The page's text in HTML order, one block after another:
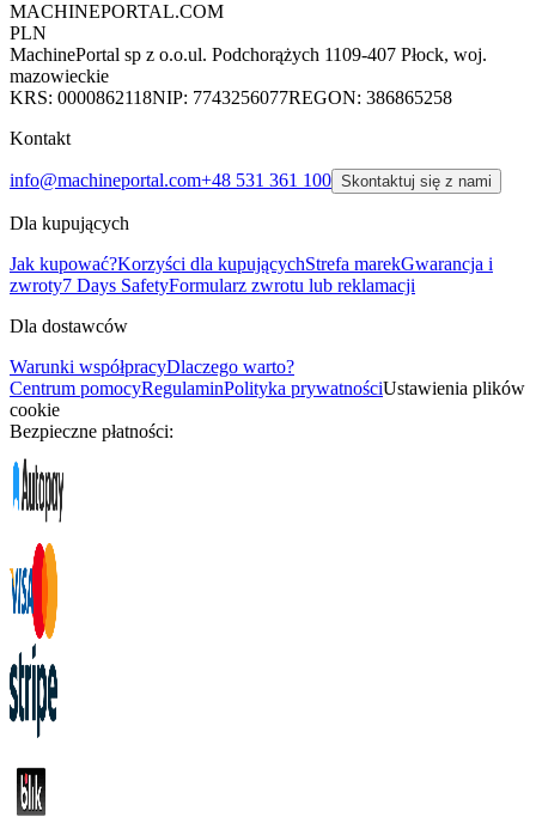
MACHINEPORTAL.COM
PLN
MachinePortal sp z o.o.ul. Podchorążych 1109-407 Płock, woj.
mazowieckie
KRS: 0000862118NIP: 7743256077REGON: 386865258
Kontakt
info@machineportal.com+48 531 361 100 Skontaktuj się z nami
Dla kupujących
Jak kupować?Korzyści dla kupującychStrefa marekGwarancja i
zwroty7 Days SafetyFormularz zwrotu lub reklamacji
Dla dostawców
Warunki współpracyDlaczego warto?
Centrum pomocyRegulaminPolityka prywatnościUstawienia plików
cookie
Bezpieczne płatności: